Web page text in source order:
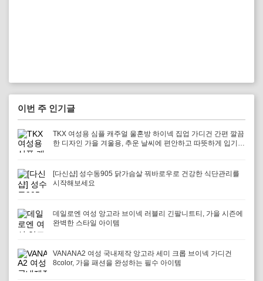
이번 주 인기글
TKX 여성용 심플 캐주얼 울혼방 하이넥 집업 가디건 간편 깔끔
한 디자인 가을 겨울용, 추운 날씨에 편안하고 따뜻하게 입기
[다신샵] 성수동905 닭가슴살 꿔바로우로 건강한 식단관리를
시작해보세요
데일로엔 여성 앙고라 브이넥 러블리 긴팔니트티, 가을 시즌에
완벽한 스타일 아이템
VANANA2 여성 국내제작 앙고라 세미 크롭 브이넥 가디건
8color, 가을 패션을 완성하는 필수 아이템